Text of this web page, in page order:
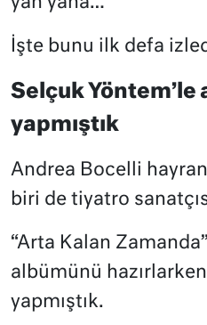
İşte bunu ilk defa
Selçuk Yöntem’le
yapmıştık
Andrea Bocelli
biri de tiyatro
“Arta Kalan
albümünü
yapmıştık.